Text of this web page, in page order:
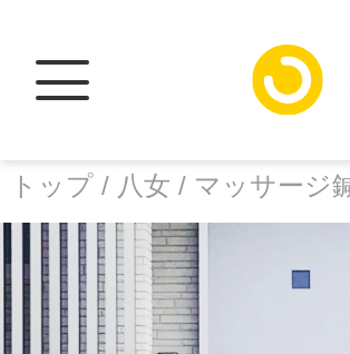
トップ / 八女 / マッサージ
facebook